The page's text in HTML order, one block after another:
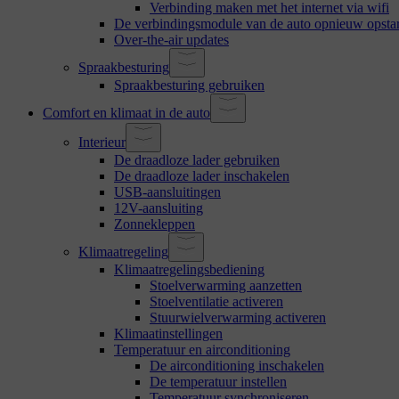
Verbinding maken met het internet via wifi
De verbindingsmodule van de auto opnieuw
Over-the-air updates
Spraakbesturing
Spraakbesturing gebruiken
Comfort en klimaat in de auto
Interieur
De draadloze lader gebruiken
De draadloze lader inschakelen
USB-aansluitingen
12V-aansluiting
Zonnekleppen
Klimaatregeling
Klimaatregelingsbediening
Stoelverwarming aanzetten
Stoelventilatie activeren
Stuurwielverwarming activeren
Klimaatinstellingen
Temperatuur en airconditioning
De airconditioning inschakelen
De temperatuur instellen